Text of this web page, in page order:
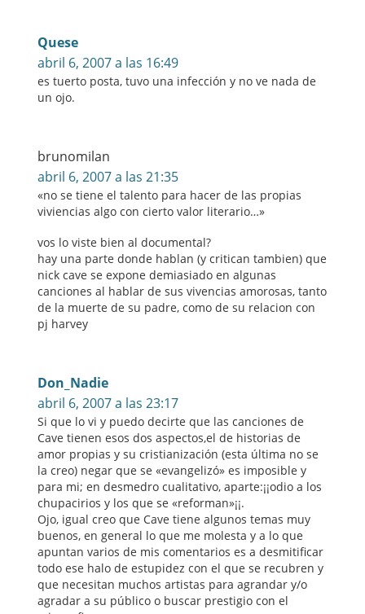
Quese
abril 6, 2007 a las 16:49
es tuerto posta, tuvo una infección y no ve nada de
un ojo.
brunomilan
abril 6, 2007 a las 21:35
«no se tiene el talento para hacer de las propias
viviencias algo con cierto valor literario…»
vos lo viste bien al documental?
hay una parte donde hablan (y critican tambien) que
nick cave se expone demiasiado en algunas
canciones al hablar de sus vivencias amorosas, tanto
de la muerte de su padre, como de su relacion con
pj harvey
Don_Nadie
abril 6, 2007 a las 23:17
Si que lo vi y puedo decirte que las canciones de
Cave tienen esos dos aspectos,el de historias de
amor propias y su cristianización (esta última no se
la creo) negar que se «evangelizó» es imposible y
para mi; en desmedro cualitativo, aparte:¡¡odio a los
chupacirios y los que se «reforman»¡¡.
Ojo, igual creo que Cave tiene algunos temas muy
buenos, en general lo que me molesta y a lo que
apuntan varios de mis comentarios es a desmitificar
todo ese halo de estupidez con el que se recubren y
que necesitan muchos artistas para agrandar y/o
agradar a su público o buscar prestigio con el